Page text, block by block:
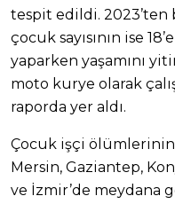
tespit edildi. 2023’ten
çocuk sayısının ise
yaparken yaşamını
moto kurye olarak
raporda yer aldı.
Çocuk işçi ölümlerinin
Mersin, Gaziantep,
ve İzmir’de meydana